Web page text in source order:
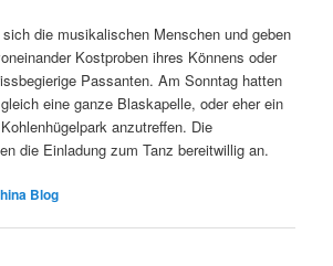
die musikalischen Menschen und geben
Kostproben ihres Könnens oder
Passanten. Am Sonntag hatten
eine ganze Blaskapelle, oder eher ein
anzutreffen. Die
die Einladung zum Tanz bereitwillig an.
Blog